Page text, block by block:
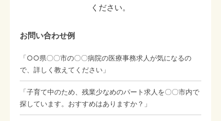
ください。
お問い合わせ例
「○○県〇〇市の〇〇病院の医療事務求人が気になるの
で、詳しく教えてください」
「子育て中のため、残業少なめのパート求人を〇〇市内で
探しています。おすすめはありますか？」